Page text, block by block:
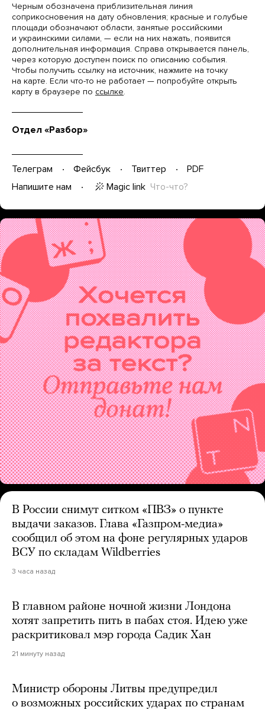
Черным обозначена приблизительная линия
соприкосновения на дату обновления; красные и голубые
площади обозначают области, занятые российскими
и украинскими силами, — если на них нажать, появится
дополнительная информация. Справа открывается панель,
через которую доступен поиск по описанию события.
Чтобы получить ссылку на источник, нажмите на точку
на карте. Если что-то не работает — попробуйте открыть
карту в браузере по ссылке.
Отдел «Разбор»
Телеграм Фейсбук Твиттер
PDF
Напишите нам
Magic link Что-что?
В России снимут ситком «ПВЗ» о пункте
выдачи заказов. Глава «Газпром-медиа»
сообщил об этом на фоне регулярных ударов
ВСУ по складам Wildberries
3 часа назад
В главном районе ночной жизни Лондона
хотят запретить пить в пабах стоя. Идею уже
раскритиковал мэр города Садик Хан
21 минуту назад
Министр обороны Литвы предупредил
о возможных российских ударах по странам